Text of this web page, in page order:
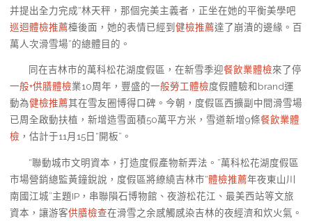
并提出全力完成“林天秤，那個完美主義者，正坐在她的平衡美學吧
巡迴體檢推薦檯後面，她的表情已經到健檢推薦達了崩潰的邊緣。百
萬人次滑雪場”的總體目的。
同在吉林市的萬科松花湖度假區，在新雪季迎餐飲業體檢來了停
一般+供膳體檢業10周年，豐盛的一般勞工體檢度假體驗和brand運
動為健檢推薦其在雪友圈博得口碑。今朝，度假區西擴副中間滑雪場
已周全啟動扶植，新增造雪面積50萬平方米，雪道新增9條餐飲業體
檢 ，估計于11月15日“開板”。
“聯動城市文明資本，打造度假產物新弄法。”萬科松花湖度假區
市場營銷總監黃鐘銳說，度假區將繚繞吉林市“體檢推薦年夜東山川
南國江城”主題IP，串聯隕石博物館、夜游松花江、最美西站等文旅
資本，讓游客供膳檢查在滑雪之余感觸感染吉林的夜經濟和炊火氣。